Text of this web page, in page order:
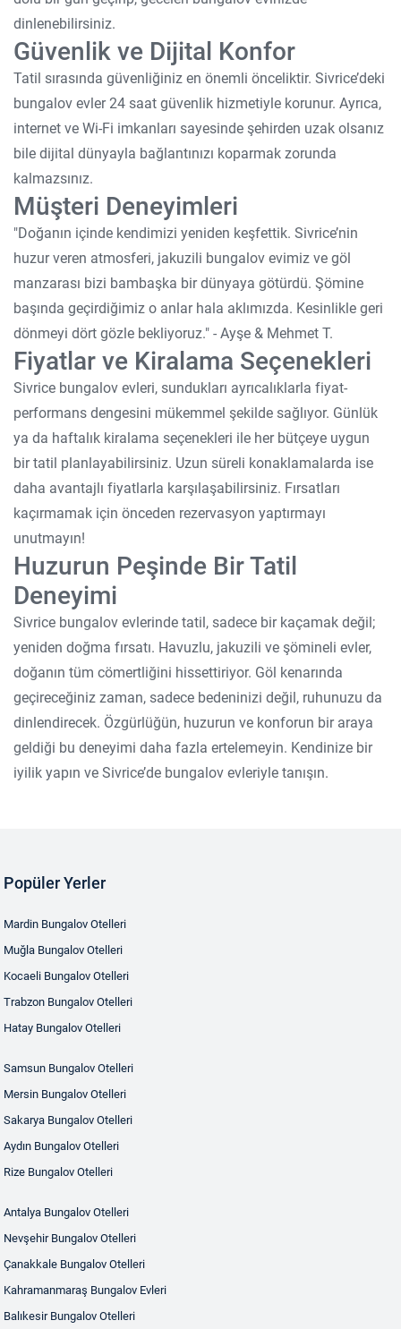
dinlenebilirsiniz.
Güvenlik ve Dijital Konfor
Tatil sırasında güvenliğiniz en önemli önceliktir. Sivrice’deki
bungalov evler 24 saat güvenlik hizmetiyle korunur. Ayrıca,
internet ve Wi-Fi imkanları sayesinde şehirden uzak olsanız
bile dijital dünyayla bağlantınızı koparmak zorunda
kalmazsınız.
Müşteri Deneyimleri
"Doğanın içinde kendimizi yeniden keşfettik. Sivrice’nin
huzur veren atmosferi, jakuzili bungalov evimiz ve göl
manzarası bizi bambaşka bir dünyaya götürdü. Şömine
başında geçirdiğimiz o anlar hala aklımızda. Kesinlikle geri
dönmeyi dört gözle bekliyoruz." - Ayşe & Mehmet T.
Fiyatlar ve Kiralama Seçenekleri
Sivrice bungalov evleri, sundukları ayrıcalıklarla fiyat-
performans dengesini mükemmel şekilde sağlıyor. Günlük
ya da haftalık kiralama seçenekleri ile her bütçeye uygun
bir tatil planlayabilirsiniz. Uzun süreli konaklamalarda ise
daha avantajlı fiyatlarla karşılaşabilirsiniz. Fırsatları
kaçırmamak için önceden rezervasyon yaptırmayı
unutmayın!
Huzurun Peşinde Bir Tatil
Deneyimi
Sivrice bungalov evlerinde tatil, sadece bir kaçamak değil;
yeniden doğma fırsatı. Havuzlu, jakuzili ve şömineli evler,
doğanın tüm cömertliğini hissettiriyor. Göl kenarında
geçireceğiniz zaman, sadece bedeninizi değil, ruhunuzu da
dinlendirecek. Özgürlüğün, huzurun ve konforun bir araya
geldiği bu deneyimi daha fazla ertelemeyin. Kendinize bir
iyilik yapın ve Sivrice’de bungalov evleriyle tanışın.
Popüler Yerler
Mardin Bungalov Otelleri
Muğla Bungalov Otelleri
Kocaeli Bungalov Otelleri
Trabzon Bungalov Otelleri
Hatay Bungalov Otelleri
Samsun Bungalov Otelleri
Mersin Bungalov Otelleri
Sakarya Bungalov Otelleri
Aydın Bungalov Otelleri
Rize Bungalov Otelleri
Antalya Bungalov Otelleri
Nevşehir Bungalov Otelleri
Çanakkale Bungalov Otelleri
Kahramanmaraş Bungalov Evleri
Balıkesir Bungalov Otelleri